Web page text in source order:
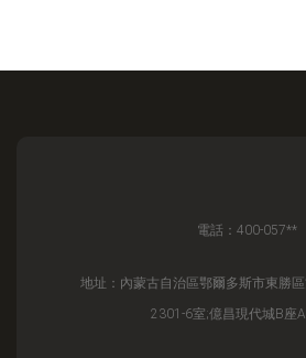
電話：400-057**
地址：內蒙古自治區鄂爾多斯市東勝
2301-6室;億昌現代城B座